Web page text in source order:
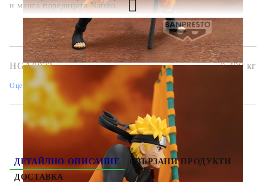
и манга поредицата Naruto.
HGA8033 0.400 кг
Оцени продукта
ДЕТАЙЛНО ОПИСАНИЕ
СВЪРЗАНИ ПРОДУКТИ
ДОСТАВКА